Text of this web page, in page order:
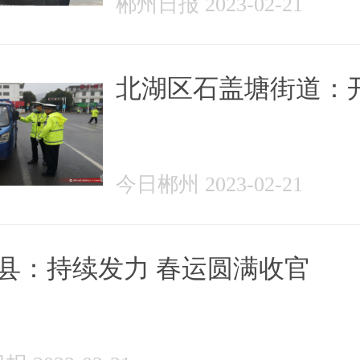
北湖区石盖塘街道：
今日郴州 2023-02-21
：持续发力 春运圆满收官